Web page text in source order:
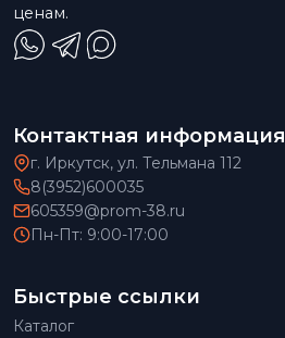
ценам.
Контактная информация
г. Иркутск, ул. Тельмана 112
8(3952)600035
605359@prom-38.ru
Пн-Пт: 9:00-17:00
Быстрые ссылки
Каталог